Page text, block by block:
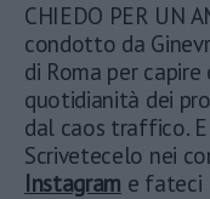
CHIEDO PER UN
condotto da
di Roma per
quotidianità dei
dal caos traffico. E
Scrivetecelo nei
Instagram e fateci